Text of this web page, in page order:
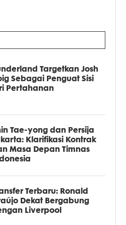
Targetkan Josh
Sebagai Penguat Sisi
Pertahanan
Tae-yong dan Persija
Klarifikasi Kontrak
Masa Depan Timnas
Terbaru: Ronald
Dekat Bergabung
Liverpool